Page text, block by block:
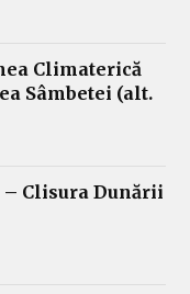
Climaterică
Sâmbetei (alt.
Clisura Dunării